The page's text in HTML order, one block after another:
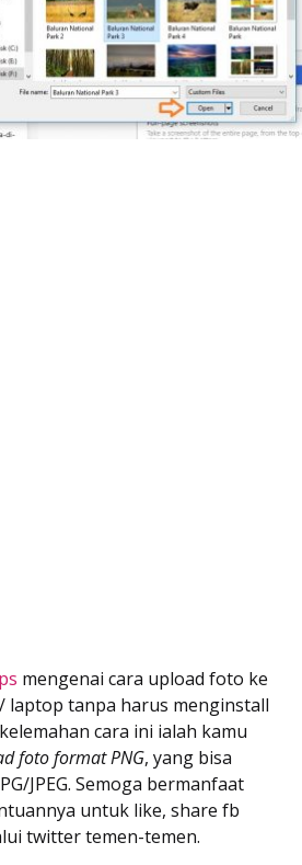
mengenai cara upload foto ke
laptop tanpa harus menginstall
cara ini ialah kamu
foto format PNG, yang bisa
JPEG. Semoga bermanfaat
untuk like, share fb
twitter temen-temen.